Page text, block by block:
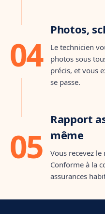
04
Photos,
Le technicien
photos sous
précis, et vous
se passe.
Fuite sous chape
Durée :
1 h 47
Localisation :
Joint PER
✓ Validé avec le client
05
Rapport
même
Vous recevez
Conforme à la
assurances